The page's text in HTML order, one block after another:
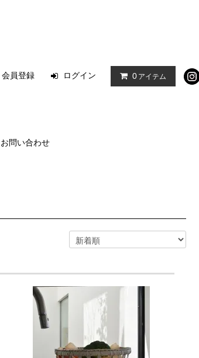
会員登録 ログイン 0 アイテム
お問い合わせ